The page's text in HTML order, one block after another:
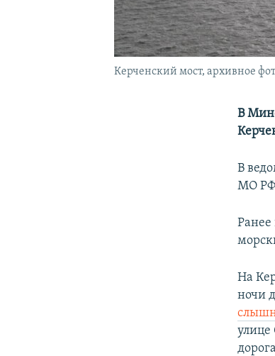
Керченский мост, архивное
В
В
МО РФ
Ранее
На
ночи
улице